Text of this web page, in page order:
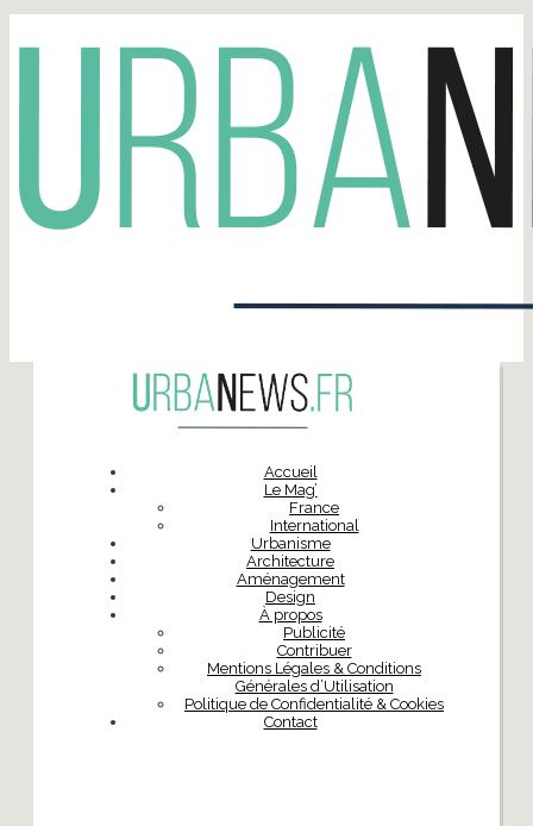
Accueil
Le Mag’
France
International
Urbanisme
Architecture
Aménagement
Design
À propos
Publicité
Contribuer
Mentions Légales & Conditions
Générales d’Utilisation
Politique de Confidentialité & Cookies
Contact